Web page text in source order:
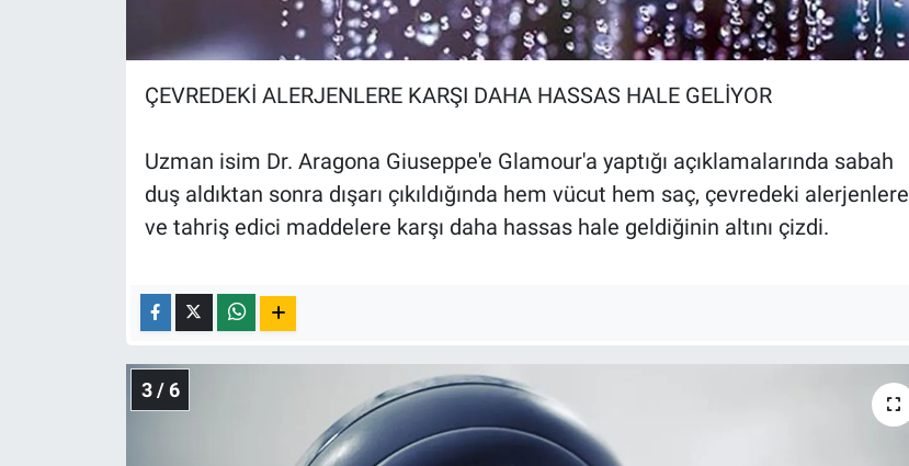
ÇEVREDEKİ ALERJENLERE KARŞI DAHA HASSAS HALE GELİYOR
Uzman isim Dr. Aragona Giuseppe'e Glamour'a yaptığı açıklamalarında sabah
duş aldıktan sonra dışarı çıkıldığında hem vücut hem saç, çevredeki alerjenlere
ve tahriş edici maddelere karşı daha hassas hale geldiğinin altını çizdi.
3 / 6